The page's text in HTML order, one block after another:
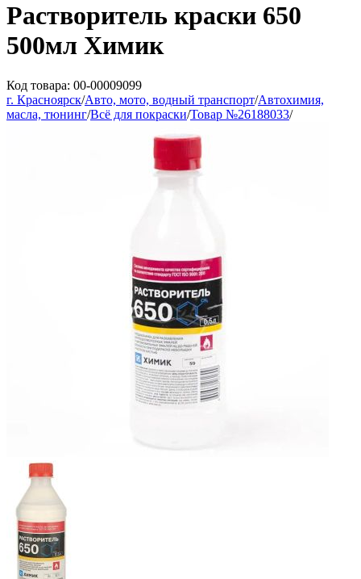
Растворитель краски 650
500мл Химик
Код товара: 00-00009099
г. Красноярск/Авто, мото, водный транспорт/Автохимия,
масла, тюнинг/Всё для покраски/Товар №26188033/